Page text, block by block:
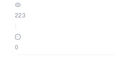
223
0